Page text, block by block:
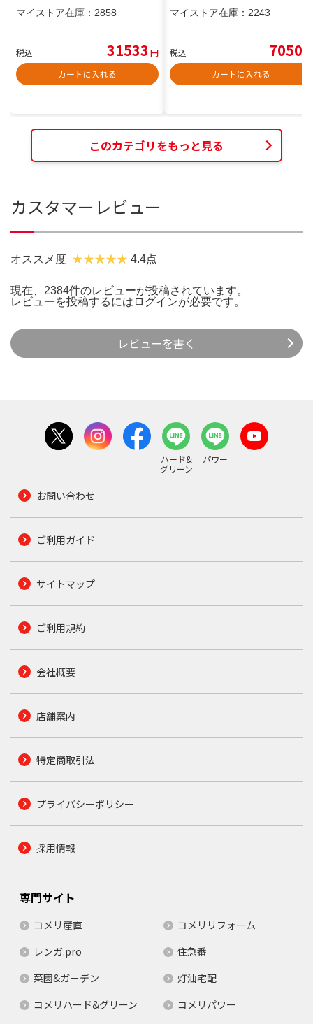
マイストア在庫： 2858
税込 31533 円
カートに入れる
マイストア在庫： 2243
税込 7050
カートに入れる
このカテゴリをもっと見る
カスタマーレビュー
オススメ度 4.4点
現在、2384件のレビューが投稿されています。
レビューを投稿するには ログインが必要です。
レビューを書く
ハード&
グリーン
パワー
お問い合わせ
ご利用ガイド
サイトマップ
ご利用規約
会社概要
店舗案内
特定商取引法
プライバシーポリシー
採用情報
専門サイト
コメリ産直
コメリリフォーム
レンガ.pro
住急番
菜園&ガーデン
灯油宅配
コメリハード&グリーン
コメリパワー